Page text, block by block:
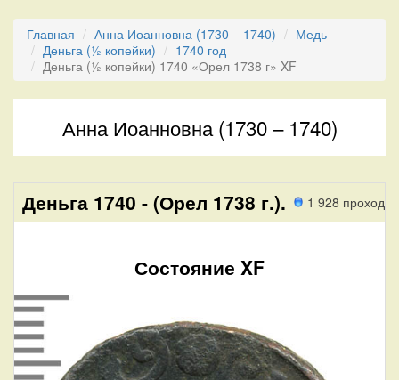
Главная Анна Иоанновна (1730 – 1740)
Медь
Деньга (½ копейки)
1740 год
Деньга (½ копейки) 1740 «Орел 1738 г» XF
Анна Иоанновна (1730 – 1740)
1 928 проход
Деньга 1740 - (Орел 1738 г.).
Состояние XF